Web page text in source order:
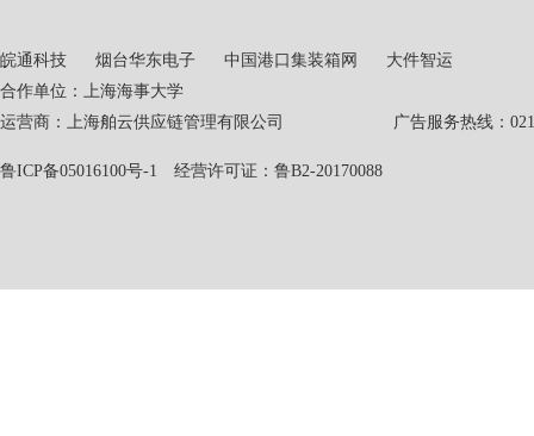
皖通科技 烟台华东电子 中国港口集装箱网
大件智运
合作单位：上海海事大学
运营商：上海舶云供应链管理有限公司 广告服务热线：021-
鲁ICP备05016100号-1 经营许可证：鲁B2-20170088